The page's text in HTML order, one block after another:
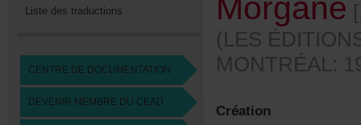
Listedestraductions
CENTREDEDOCUMENTATION
DEVENIRMEMBREDUCEAD
Morgane
Création